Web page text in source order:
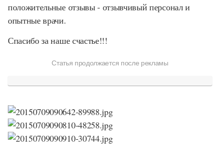
положительные отзывы - отзывчивый персонал и
опытные врачи.
Спасибо за наше счастье!!!
Статья продолжается после рекламы